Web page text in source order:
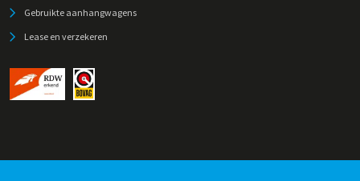
Gebruikte aanhangwagens
Lease en verzekeren